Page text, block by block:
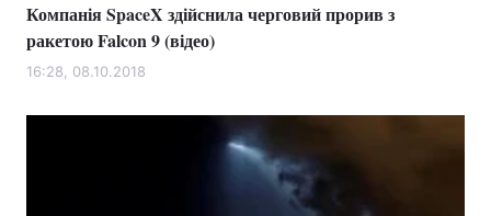
Компанія SpaceX здійснила черговий прорив з
ракетою Falcon 9 (відео)
16:28, 08.10.2018